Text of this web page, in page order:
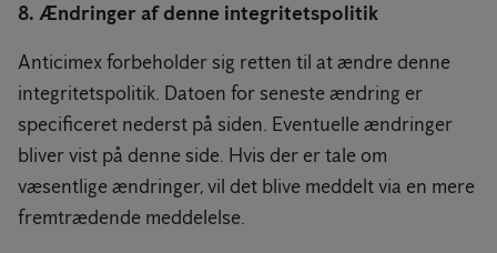
8. Ændringer af denne integritetspolitik
Anticimex forbeholder sig retten til at ændre denne
integritetspolitik. Datoen for seneste ændring er
specificeret nederst på siden. Eventuelle ændringer
bliver vist på denne side. Hvis der er tale om
væsentlige ændringer, vil det blive meddelt via en mere
fremtrædende meddelelse.